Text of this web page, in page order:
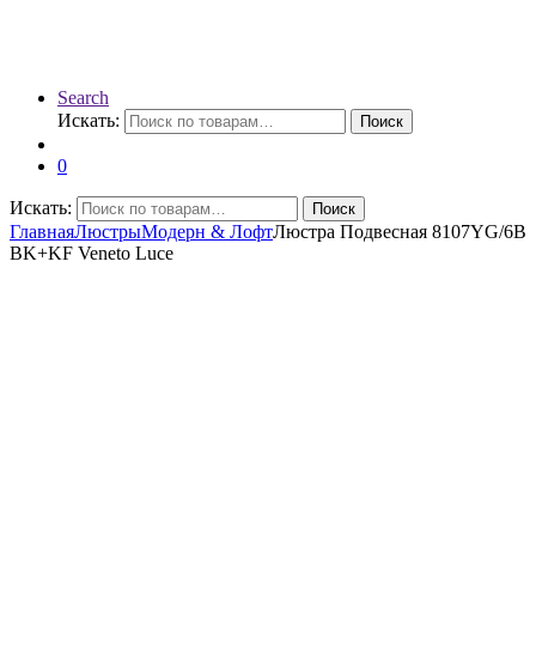
Search
Искать:
Поиск
0
Искать: Поиск
ГлавнаяЛюстрыМодерн & ЛофтЛюстра Подвесная 8107YG/6B
BK+KF Veneto Luce